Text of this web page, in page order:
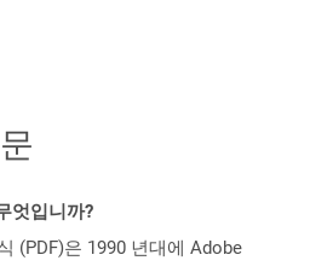
엇입니까?
(PDF)은 1990 년대에 Adobe